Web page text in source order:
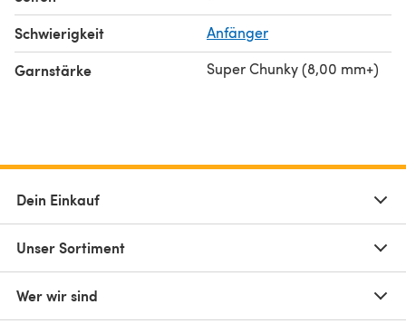
Schwierigkeit Anfänger
Garnstärke Super Chunky (8,00 mm+)
Dein Einkauf
Unser Sortiment
Wer wir sind